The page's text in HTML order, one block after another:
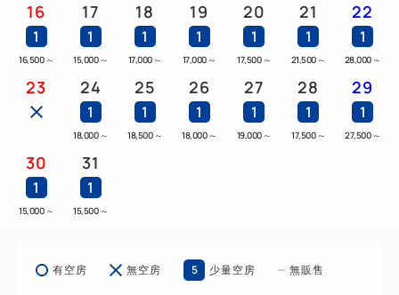
16
1
16,500 ～
17
1
15,000 ～
18
1
17,000 ～
19
1
17,000 ～
20
1
17,500 ～
21
1
21,500 ～
22
1
28,000 ～
23 24
1
18,000 ～
25
1
18,500 ～
26
1
18,000 ～
27
1
19,000 ～
28
1
17,500 ～
29
1
27,500 ～
30
1
15,000 ～
31
1
15,500 ～
有空房 無空房 5 少量空房 無販售